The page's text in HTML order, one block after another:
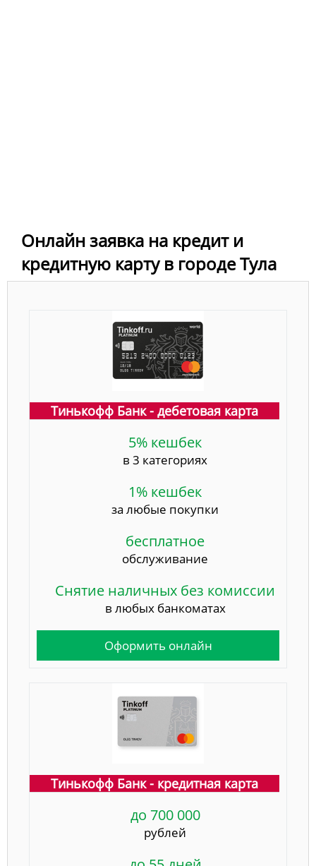
Онлайн заявка на кредит и
кредитную карту в городе Тула
Тинькофф Банк - дебетовая карта
5% кешбек
в 3 категориях
1% кешбек
за любые покупки
бесплатное
обслуживание
Снятие наличных без комиссии
в любых банкоматах
Оформить онлайн
Тинькофф Банк - кредитная карта
до 700 000
рублей